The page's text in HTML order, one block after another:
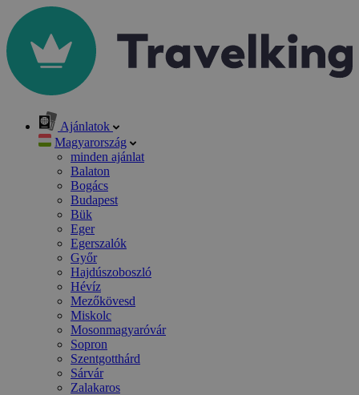
Ajánlatok
Magyarország
minden ajánlat
Balaton
Bogács
Budapest
Bük
Eger
Egerszalók
Győr
Hajdúszoboszló
Hévíz
Mezőkövesd
Miskolc
Mosonmagyaróvár
Sopron
Szentgotthárd
Sárvár
Zalakaros